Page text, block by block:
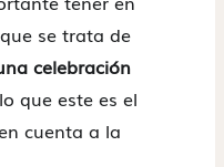
se trata de
celebración
que este es el
cuenta a la